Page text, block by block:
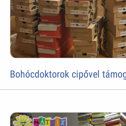
Bohócdoktorok cipővel